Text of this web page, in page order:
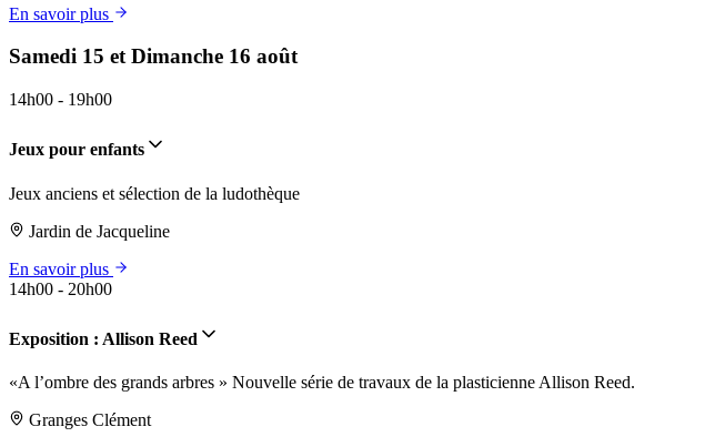
En savoir plus
Samedi 15 et Dimanche 16 août
14h00 - 19h00
Jeux pour enfants
Jeux anciens et sélection de la ludothèque
Jardin de Jacqueline
En savoir plus
14h00 - 20h00
Exposition : Allison Reed
«A l’ombre des grands arbres » Nouvelle série de travaux de la plasticienne Allison Reed.
Granges Clément